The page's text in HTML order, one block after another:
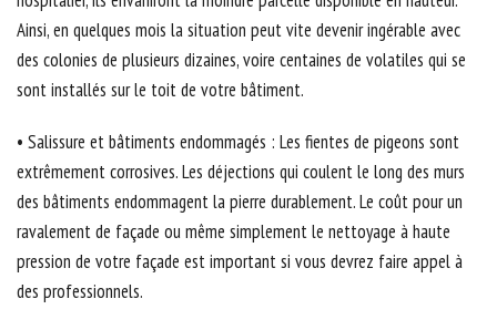
Ainsi, en quelques mois la situation peut vite devenir ingérable avec
des colonies de plusieurs dizaines, voire centaines de volatiles qui se
sont installés sur le toit de votre bâtiment.
• Salissure et bâtiments endommagés : Les fientes de pigeons sont
extrêmement corrosives. Les déjections qui coulent le long des murs
des bâtiments endommagent la pierre durablement. Le coût pour un
ravalement de façade ou même simplement le nettoyage à haute
pression de votre façade est important si vous devrez faire appel à
des professionnels.